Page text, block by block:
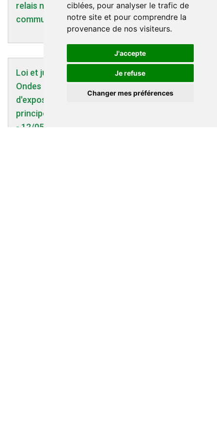
ciblées, pour analyser le trafic de
notre site et pour comprendre la
provenance de nos visiteurs.
J'accepte
Je refuse
Changer mes préférences
relais ne seront pas installées sur les
communes qui les auront refusées
Loi et justice | 12/05/2016
Ondes électromagnétiques : les seuils
d'exposition actuels sont-ils contraires au
principe de précaution ? - Actu Environnement
- 12/05/216